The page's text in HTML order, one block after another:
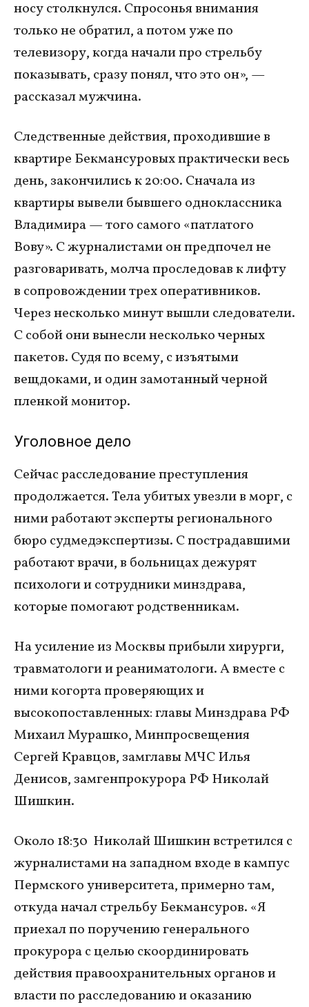
носу столкнулся. Спросонья внимания
только не обратил, а потом уже по
телевизору, когда начали про стрельбу
показывать, сразу понял, что это он», —
рассказал мужчина.
Следственные действия, проходившие в
квартире Бекмансуровых практически весь
день, закончились к 20:00. Сначала из
квартиры вывели бывшего одноклассника
Владимира — того самого «патлатого
Вову». С журналистами он предпочел не
разговаривать, молча проследовав к лифту
в сопровождении трех оперативников.
Через несколько минут вышли следователи.
С собой они вынесли несколько черных
пакетов. Судя по всему, с изъятыми
вещдоками, и один замотанный черной
пленкой монитор.
Уголовное дело
Сейчас расследование преступления
продолжается. Тела убитых увезли в морг, с
ними работают эксперты регионального
бюро судмедэкспертизы. С пострадавшими
работают врачи, в больницах дежурят
психологи и сотрудники минздрава,
которые помогают родственникам.
На усиление из Москвы прибыли хирурги,
травматологи и реаниматологи. А вместе с
ними когорта проверяющих и
высокопоставленных: главы Минздрава РФ
Михаил Мурашко, Минпросвещения
Сергей Кравцов, замглавы МЧС Илья
Денисов, замгенпрокурора РФ Николай
Шишкин.
Около 18:30 Николай Шишкин встретился с
журналистами на западном входе в кампус
Пермского университета, примерно там,
откуда начал стрельбу Бекмансуров. «Я
приехал по поручению генерального
прокурора с целью скоординировать
действия правоохранительных органов и
власти по расследованию и оказанию